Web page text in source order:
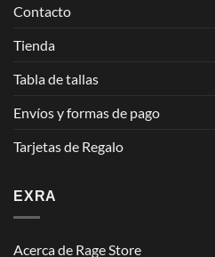
Contacto
Tienda
Tabla de tallas
Envíos y formas de pago
Tarjetas de Regalo
EXRA
Acerca de Rage Store